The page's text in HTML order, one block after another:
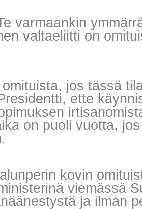
varmaankin
valtaeliitti on
jos tässä
ette
on puoli vuotta,
kovin
viemässä
ja ilman